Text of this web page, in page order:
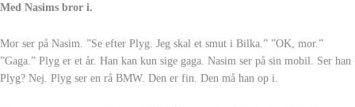
Med Nasims bror i.
Mor ser på Nasim. ”Se efter Plyg. Jeg skal et smut i Bilka.” ”OK, mor.”
”Gaga.” Plyg er et år. Han kan kun sige gaga. Nasim ser på sin mobil. Ser han
Plyg? Nej. Plyg ser en rå BMW. Den er fin. Den må han op i.